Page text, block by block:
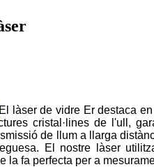
làser de vidre Er destaca
cristal·lines de l'ull,
de llum a llarga
El nostre làser
la fa perfecta per a